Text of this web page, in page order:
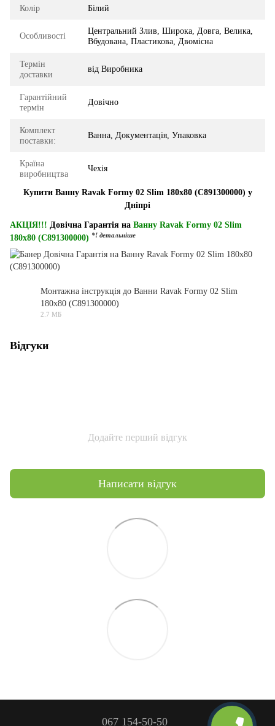
Колір Білий
Особливості
Центральний Злив, Широка, Довга, Велика,
Вбудована, Пластикова, Двомісна
Термін
доставки
від Виробника
Гарантійний
термін
Довічно
Комплект
поставки:
Ванна, Документація, Упаковка
Країна
виробництва
Чехія
Купити Ванну Ravak Formy 02 Slim 180x80 (C891300000) у
Дніпрі
АКЦІЯ!!! Довічна Гарантія на Ванну Ravak Formy 02 Slim
180x80 (C891300000) *! детальніше
Монтажна інструкція до Ванни Ravak Formy 02 Slim
180x80 (C891300000)
2.7 МБ
Відгуки
Додайте перший відгук
Написати відгук
067 154-50-50